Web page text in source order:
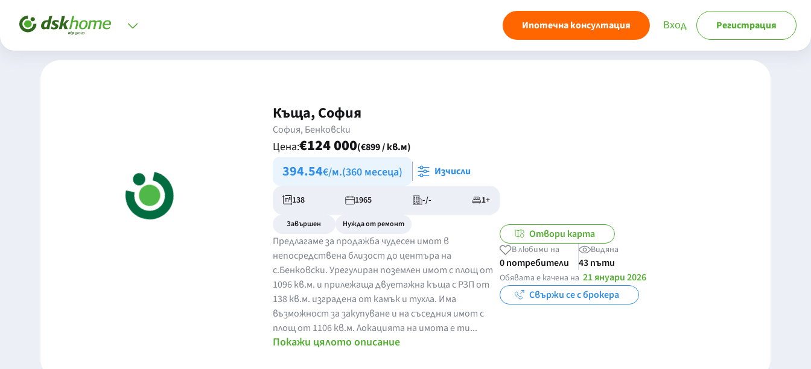
Ипотечна консултация Вход Регистрация
Къща, София
София, Бенковски
Цена:€124 000(€899 / кв.м)
394.54€/м.(360 месеца) Изчисли
138 1965 -/- 1+
Завършен Нужда от ремонт
Предлагаме за продажба чудесен имот в
непосредствена близост до центъра на
с.Бенковски. Урегулиран поземлен имот с площ от
1096 кв.м. и прилежаща двуетажна къща с РЗП от
138 кв.м. изградена от камък и тухла. Има
възможност за закупуване и на съседния имот с
площ от 1106 кв.м. Локацията на имота е ти...
Покажи цялото описание
Отвори карта
В любими на
0 потребители
Видяна
43 пъти
Обявата е качена на 21 януари 2026
Свържи се с брокера